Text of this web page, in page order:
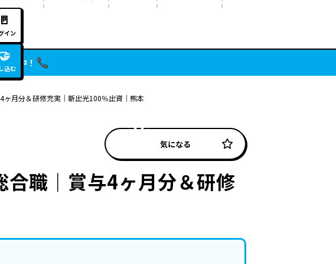
🚪
イン
込む
施中！
ヶ月分＆研修充実｜新出光100％出資｜熊本
気になる
合職｜賞与4ヶ月分＆研修